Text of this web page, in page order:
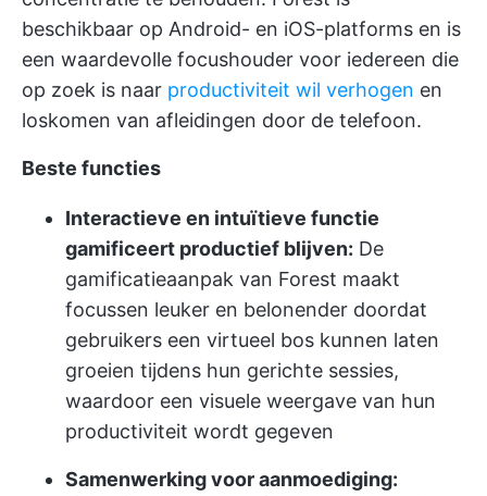
beschikbaar op Android- en iOS-platforms en is
een waardevolle focushouder voor iedereen die
op zoek is naar productiviteit wil verhogen en
loskomen van afleidingen door de telefoon.
Beste functies
Interactieve en intuïtieve functie
gamificeert productief blijven: De
gamificatieaanpak van Forest maakt
focussen leuker en belonender doordat
gebruikers een virtueel bos kunnen laten
groeien tijdens hun gerichte sessies,
waardoor een visuele weergave van hun
productiviteit wordt gegeven
Samenwerking voor aanmoediging: